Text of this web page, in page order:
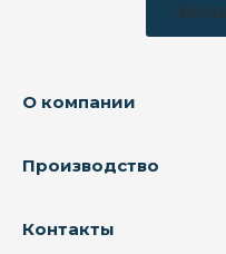
О компании
Производство
Контакты